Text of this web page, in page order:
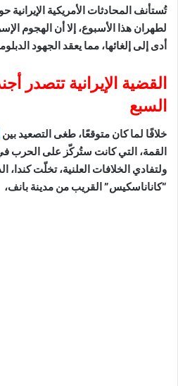
تُستأنف المحادثات الأمريكية الإيرانية
لطهران هذا الأسبوع، إلا أن الهجوم
أدى إلى إلغائها، مما يعقد الجهود
القضية الإيرانية تتصدر
السبع
خلافًا لما كان متوقعًا، طغى التصعيد بين
القمة، التي كانت ستُركّز على الحرب في
ولتفادي الخلافات العلنية، تخلّت كندا،
“كاناناسكيس” القريب من مدينة بانف،